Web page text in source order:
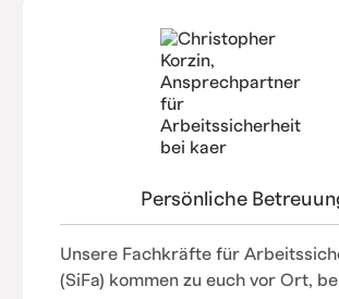
Persönliche
Unsere Fachkräfte für
(SiFa) kommen zu euch vor Ort,